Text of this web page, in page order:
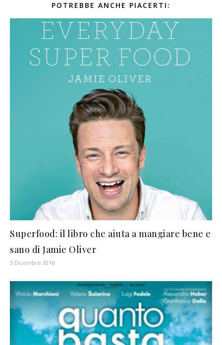
POTREBBE ANCHE PIACERTI:
Superfood: il libro che aiuta a mangiare bene e
sano di Jamie Oliver
5 Dicembre 2016